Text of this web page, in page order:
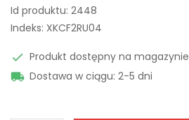
Id produktu: 2448
Indeks: XKCF2RU04
 Produkt dostępny na magazynie
 Dostawa w ciągu: 2-5 dni